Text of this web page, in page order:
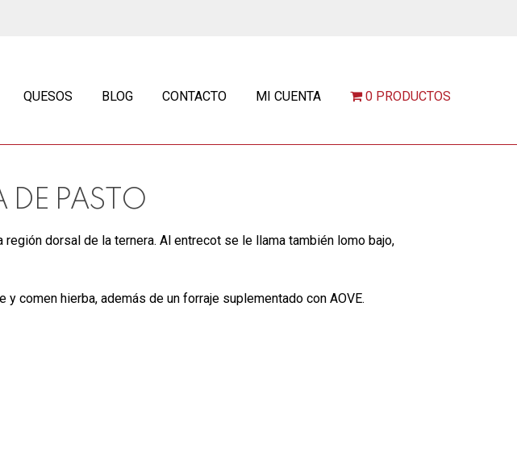
QUESOS BLOG CONTACTO MI CUENTA 0 PRODUCTOS
DE PASTO
dorsal de la ternera. Al entrecot se le llama también lomo bajo,
comen hierba, además de un forraje suplementado con AOVE.